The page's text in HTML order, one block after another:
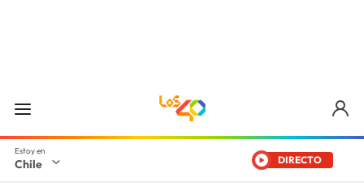
Chile DIRECTO